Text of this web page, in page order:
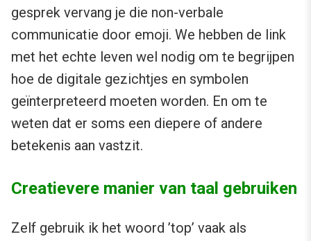
gesprek vervang je die non-verbale
communicatie door emoji. We hebben de link
met het echte leven wel nodig om te begrijpen
hoe de digitale gezichtjes en symbolen
geïnterpreteerd moeten worden. En om te
weten dat er soms een diepere of andere
betekenis aan vastzit.
Creatievere manier van taal gebruiken
Zelf gebruik ik het woord ’top’ vaak als